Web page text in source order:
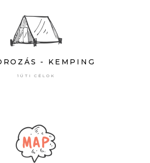
- KEMPING
1ÚTI CÉLOK